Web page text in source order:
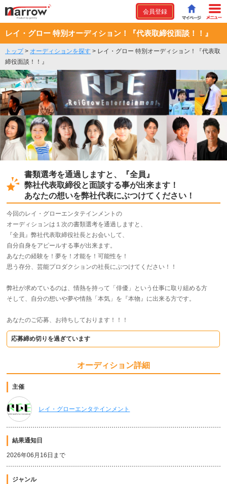
会員登録
レイ・グロー 特別オーディション！『代表取締役面談！！』
トップ> オーディションを探す > レイ・グロー 特別オーディション！『代表取
締役面談！！』
書類選考を通過しますと、『全員』
弊社代表取締役と面談する事が出来ます！
あなたの想いを弊社代表にぶつけてください！
今回のレイ・グローエンタテインメントの
オーディションは１次の書類選考を通過しますと、
『全員』弊社代表取締役社長とお会いして、
自分自身をアピールする事が出来ます。
あなたの経験を！夢を！才能を！可能性を！
思う存分、芸能プロダクションの社長にぶつけてください！！
弊社が求めているのは、情熱を持って「俳優」という仕事に取り組める方
そして、自分の想いや夢や情熱「本気」を『本物』に出来る方です。
あなたのご応募、お待ちしております！！！
応募締め切りを過ぎています
オーディション詳細
主催
レイ・グローエンタテインメント
結果通知日
2026年06月16日まで
ジャンル